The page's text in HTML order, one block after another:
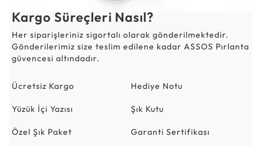
Kargo Süreçleri Nasıl?
Her siparişleriniz sigortalı olarak gönderilmektedir.
Gönderilerimiz size teslim edilene kadar ASSOS Pırlanta
güvencesi altındadır.
Ücretsiz Kargo Hediye Notu
Yüzük İçi Yazısı Şık Kutu
Özel Şık Paket Garanti Sertifikası